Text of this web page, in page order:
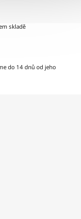
skladě
do 14 dnů od jeho